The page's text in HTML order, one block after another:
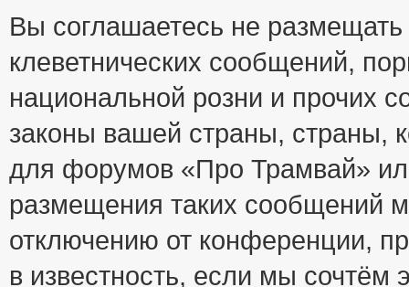
Вы соглашаетесь не
клеветнических сообщений,
национальной розни и прочих
законы вашей страны, страны,
для форумов «Про Трамвай»
размещения таких сообщений
отключению от конференции,
в известность, если мы